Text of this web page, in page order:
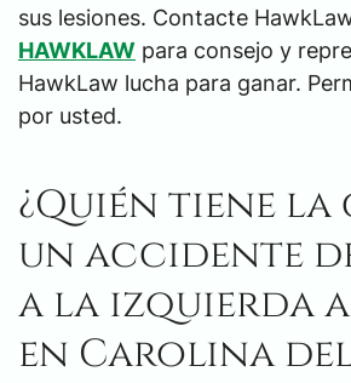
sus lesiones. Contacte
HAWKLAW para consejo y
HawkLaw lucha para ganar.
por usted.
¿Quién tiene la
un accidente
a la izquierda a
en Carolina del